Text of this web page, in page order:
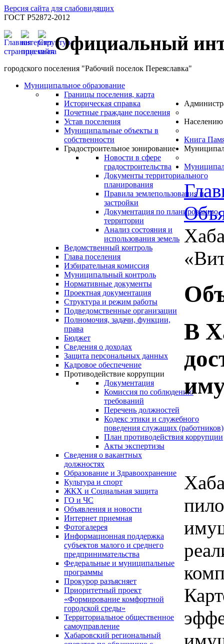
Версия сайта для слабовидящих
ГОСТ Р52872-2012
Официальный
городского поселения "Рабочий поселок Переяславка"
Муниципальное образование
Границы поселения, карта
Историческая справка
Почетные граждане поселения
Устав поселения
Муниципальные объекты в
собственности
Градостроительное зонирование
Новости в сфере
градостроительства
Документы территориального
планирования
Правила землепользования и
застройки
Документация по планированию
территории
Анализ состояния и
использования земель
Ведомственный контроль
Глава поселения
Избирательная комиссия
Муниципальный контроль
Нормативные документы
Проектная документация
Структура и режим работы
Подведомственные организации
Полномочия, задачи, функции,
права
Бюджет
Сведения о доходах
Защита персональных данных
Кадровое обеспечение
Противодействие коррупции
Документация
Комиссия по соблюдению
требований
Перечень должностей
Кодекс этики и служебного
поведения служащих (работников)
План противодействия коррупции
Акты экспертизы
Сведения о вакантных
должностях
Населению
Образование и Здравоохранение
Культура и спорт
ЖКХ и Социальная защита
ГО и ЧС
Объявления и новости
Интернет приемная
Фотогалерея
Информационная поддержка
субъектов малого и среднего
предпринимательства
Федеральные и муниципальные
программы
Прокурор разъясняет
Приоритетный проект
«Формирование комфортной
городской среды»
Территориальное общественное
самоуправление
Хабаровский региональный
Книга
В